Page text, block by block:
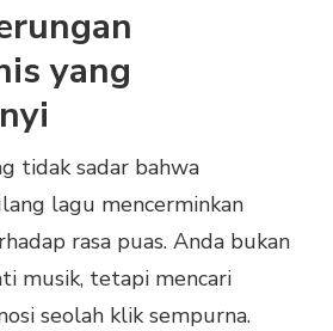
yang
tidak sadar bahwa
lagu mencerminkan
rasa puas. Anda bukan
musik, tetapi mencari
seolah klik sempurna.